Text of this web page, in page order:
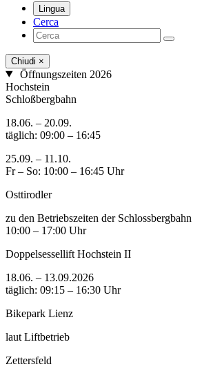
Lingua
Cerca
Chiudi ×
Öffnungszeiten 2026
Hochstein
Schloßbergbahn
18.06. – 20.09.
täglich: 09:00 – 16:45
25.09. – 11.10.
Fr – So: 10:00 – 16:45 Uhr
Osttirodler
zu den Betriebszeiten der Schlossbergbahn
10:00 – 17:00 Uhr
Doppelsessellift Hochstein II
18.06. – 13.09.2026
täglich: 09:15 – 16:30 Uhr
Bikepark Lienz
laut Liftbetrieb
Zettersfeld